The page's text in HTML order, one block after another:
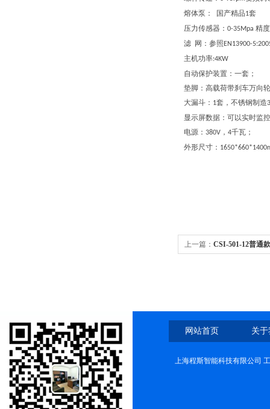
熔体泵： 国产精品1套
压力传感器： 0-35Mpa 精度
滤 网：参照 EN13900-
主机功率:4KW
自动保护装置：一套；
垫脚：高载荷带刹车万向
大漏斗： 1套，不锈钢制造
显示屏数据：可以实时监
电源： 380V ， 4千瓦；
外形尺寸：
上一篇： CSI-501-12普通
网站首页 关
上海程斯智能科技有限公司